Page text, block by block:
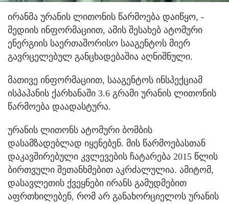
ირანმა ურანის ლითონის წარმოება დაიწყო, -
მედიის ინფორმაციით, ამის შესახებ ატომური
ენერგიის საერთაშორისო სააგენტოს მიერ
გავრცელებულ განცხადებაშია აღნიშნული.
მათივე ინფორმაციით, სააგენტოს ინსპექციამ
ისპაჰანის ქარხანაში 3.6 გრამი ურანის ლითონის
წარმოება დაადასტურა.
ურანის ლითონს ატომური ბომბის
დასამზადებლად იყენებენ. მის წარმოებასთან
დაკავშირებული კვლევების ჩატარება 2015 წლის
ბირთვული შეთანხმებით აკრძალულია. ამიტომ,
დასავლეთის ქვეყნები ირანს გამუდმებით
აფრთხილებენ, რომ არ განახორციელოს ურანის